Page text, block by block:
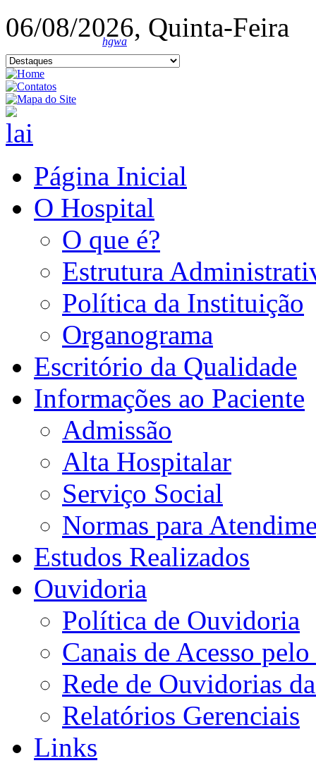
06/08/2026, Quinta-Feira
hgwa
Página Inicial
O Hospital
O que é?
Estrutura
Política da Instituição
Organograma
Escritório da Qualidade
Informações ao Paciente
Admissão
Alta Hospitalar
Serviço Social
Normas para
Estudos Realizados
Ouvidoria
Política de Ouvidoria
Canais de Acesso
Rede de Ouvidorias
Relatórios Gerenciais
Links